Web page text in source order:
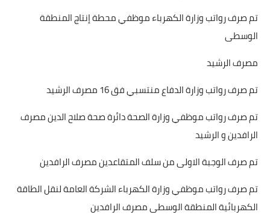
تم صرف رواتب وزارة الكهرباء موظفي محطة إنتاج المنطقة
الوسطى
مصرف الرشيد
تم صرف رواتب وزارة الدفاع منتسبي فق 16 مصرف الرشيد
تم صرف رواتب موظفي وزارة الصحة دائرة صحة صلاح الدين مصرف
الرافدين و الرشيد
تم صرف الوجبة الاولى من سلف المتقاعدين مصرف الرافدين
تم صرف رواتب موظفي وزارة الكهرباء الشركة العامة لنقل الطاقة
الكهربائية المنطقة الوسطى مصرف الرافدين